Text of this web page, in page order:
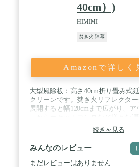
40cm）)
HIMIMI
焚き火 陣幕
Amazonで詳しく
大型風除板：高さ40cm折り畳み式
クリーンです。焚き火リフレクター
展開すると幅120cmまで広がり、ア
す（ペグの色はランダムで発送いた
了承ください。） / 燃料を節約：風
合とそうではない場合でお湯を沸
違います。 風による燃料不良を防
プ。燃料の節約にも一役買いますよ
続きを見る
みんなのレビュー
まだレビューはありません